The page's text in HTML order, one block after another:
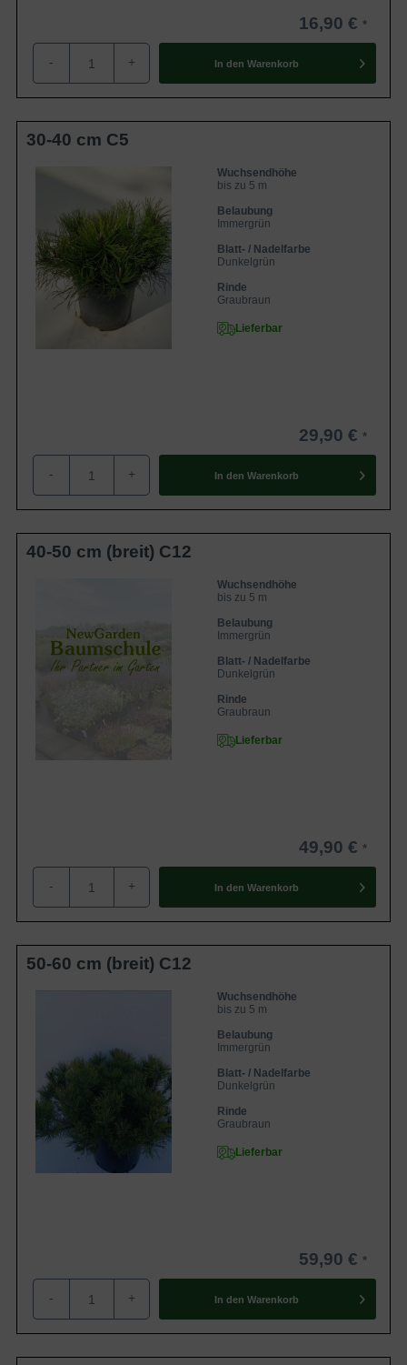
16,90 €
- + In den Warenkorb
30-40 cm C5
Wuchsendhöhe
bis zu 5 m
Belaubung
Immergrün
Blatt- / Nadelfarbe
Dunkelgrün
Rinde
Graubraun
Lieferbar
29,90 €
- + In den Warenkorb
40-50 cm (breit) C12
Wuchsendhöhe
bis zu 5 m
Belaubung
Immergrün
Blatt- / Nadelfarbe
Dunkelgrün
Rinde
Graubraun
Lieferbar
49,90 €
- + In den Warenkorb
50-60 cm (breit) C12
Wuchsendhöhe
bis zu 5 m
Belaubung
Immergrün
Blatt- / Nadelfarbe
Dunkelgrün
Rinde
Graubraun
Lieferbar
59,90 €
- + In den Warenkorb